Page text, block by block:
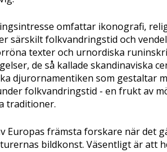
omfattar ikonografi,
särskilt folkvandringstid och
texter och urnordiska
de så kallade skandinaviska
djurornamentiken som gestaltar
folkvandringstid - en frukt av
traditioner.
Europas främsta forskare när det
bildkonst. Väsentligt är att